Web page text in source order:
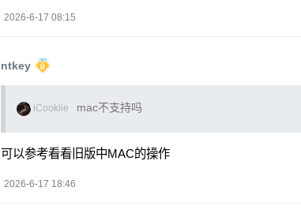
2026-6-17 08:15
ntkey
iCookiie mac不支持吗
可以参考看看旧版中MAC的操作
2026-6-17 18:46